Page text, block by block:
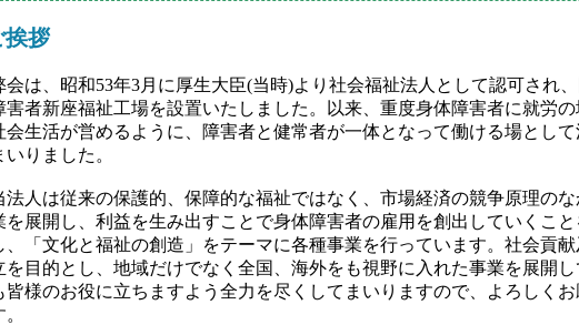
挨拶
会は、昭和53年3月に厚生大臣(当時)より社会福祉法人として認可され
害者新座福祉工場を設置いたしました。以来、重度身体障害者に就労
会生活が営めるように、障害者と健常者が一体となって働ける場とし
いりました。
法人は従来の保護的、保障的な福祉ではなく、市場経済の競争原理の
を展開し、利益を生み出すことで身体障害者の雇用を創出していくこと
、「文化と福祉の創造」をテーマに各種事業を行っています。社会貢
を目的とし、地域だけでなく全国、海外をも視野に入れた事業を展開
皆様のお役に立ちますよう全力を尽くしてまいりますので、よろしくお